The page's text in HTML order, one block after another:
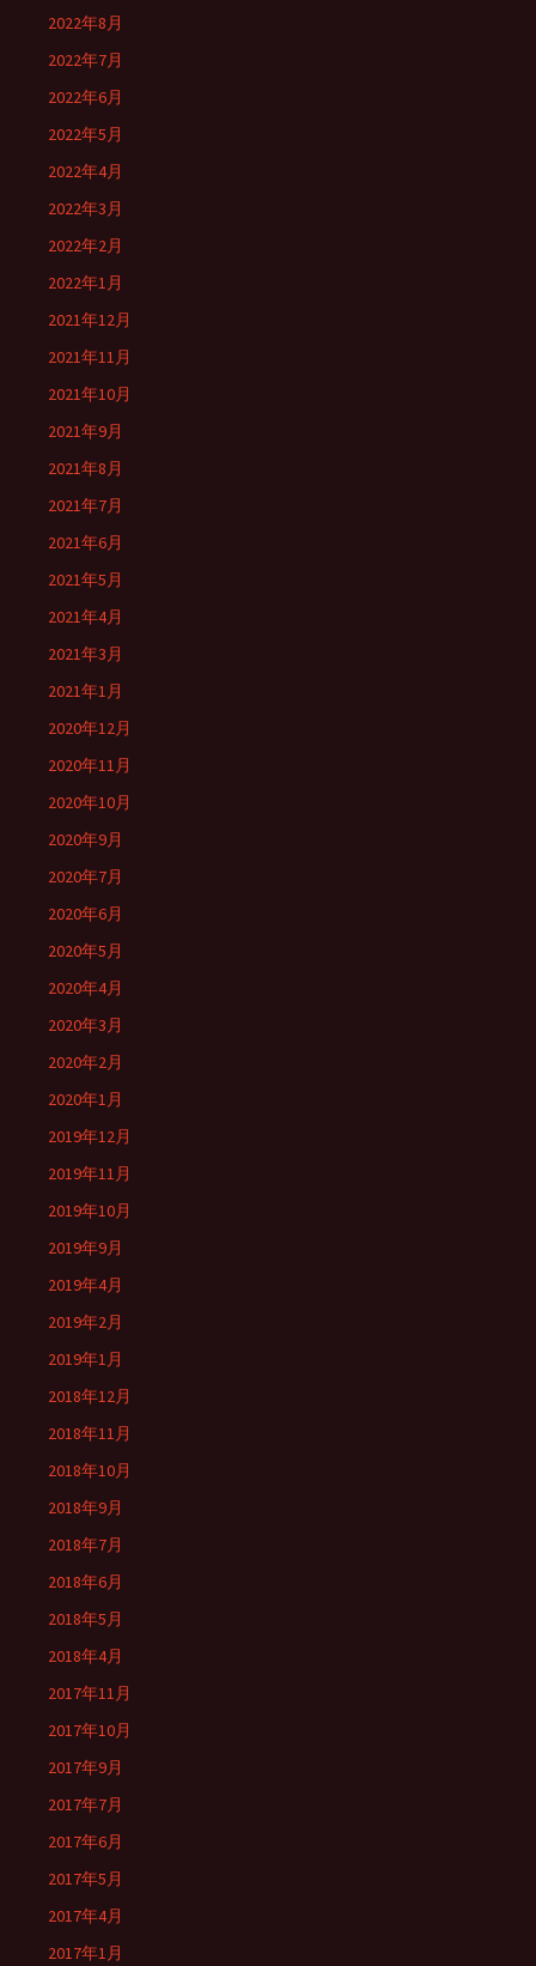
2022年8月
2022年7月
2022年6月
2022年5月
2022年4月
2022年3月
2022年2月
2022年1月
2021年12月
2021年11月
2021年10月
2021年9月
2021年8月
2021年7月
2021年6月
2021年5月
2021年4月
2021年3月
2021年1月
2020年12月
2020年11月
2020年10月
2020年9月
2020年7月
2020年6月
2020年5月
2020年4月
2020年3月
2020年2月
2020年1月
2019年12月
2019年11月
2019年10月
2019年9月
2019年4月
2019年2月
2019年1月
2018年12月
2018年11月
2018年10月
2018年9月
2018年7月
2018年6月
2018年5月
2018年4月
2017年11月
2017年10月
2017年9月
2017年7月
2017年6月
2017年5月
2017年4月
2017年1月